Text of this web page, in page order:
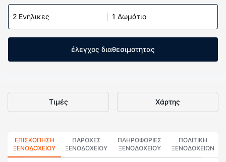
2 Ενήλικες 1 Δωμάτιο
έλεγχος διαθεσιμοτητας
Τιμές Χάρτης
ΕΠΙΣΚΌΠΗΣΗ
ΞΕΝΟΔΟΧΕΊΟΥ
ΠΑΡΟΧΕΣ
ΞΕΝΟΔΟΧΕΙΟΥ
ΠΛΗΡΟΦΟΡΊΕΣ
ΞΕΝΟΔΟΧΕΊΟΥ
ΠΟΛΙΤΙΚΗ
ΞΕΝΟΔΟΧΕΊΩΝ